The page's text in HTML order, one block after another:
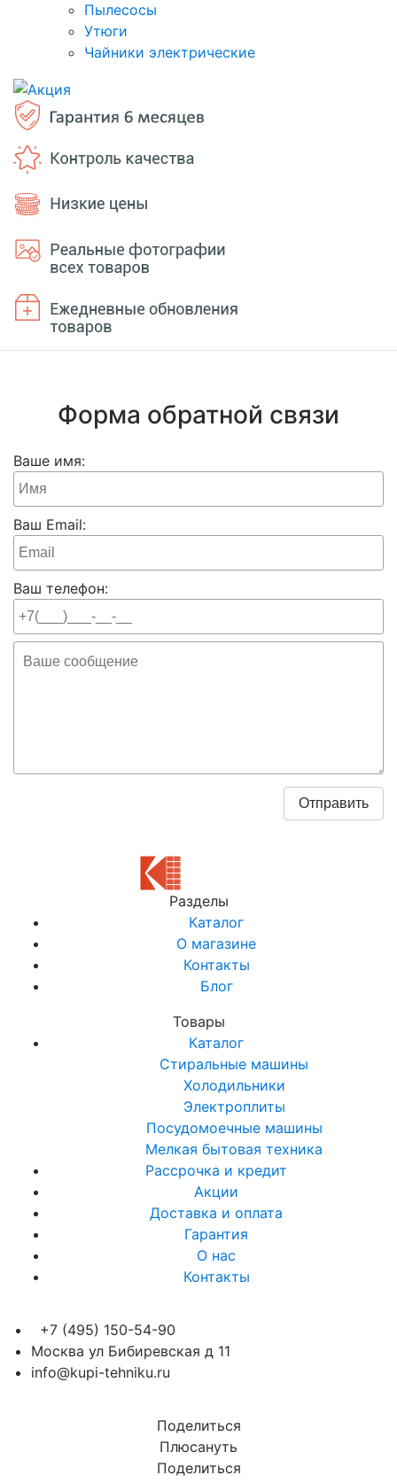
Пылесосы
Утюги
Чайники электрические
Форма обратной связи
Ваше имя:
Ваш Email:
Ваш телефон:
Разделы
Каталог
О магазине
Контакты
Блог
Товары
Каталог
Стиральные машины
Холодильники
Электроплиты
Посудомоечные машины
Мелкая бытовая техника
Рассрочка и кредит
Акции
Доставка и оплата
Гарантия
О нас
Контакты
+7 (495) 150-54-90
Москва ул Бибиревская д 11
info@kupi-tehniku.ru
Поделиться
Плюсануть
Поделиться